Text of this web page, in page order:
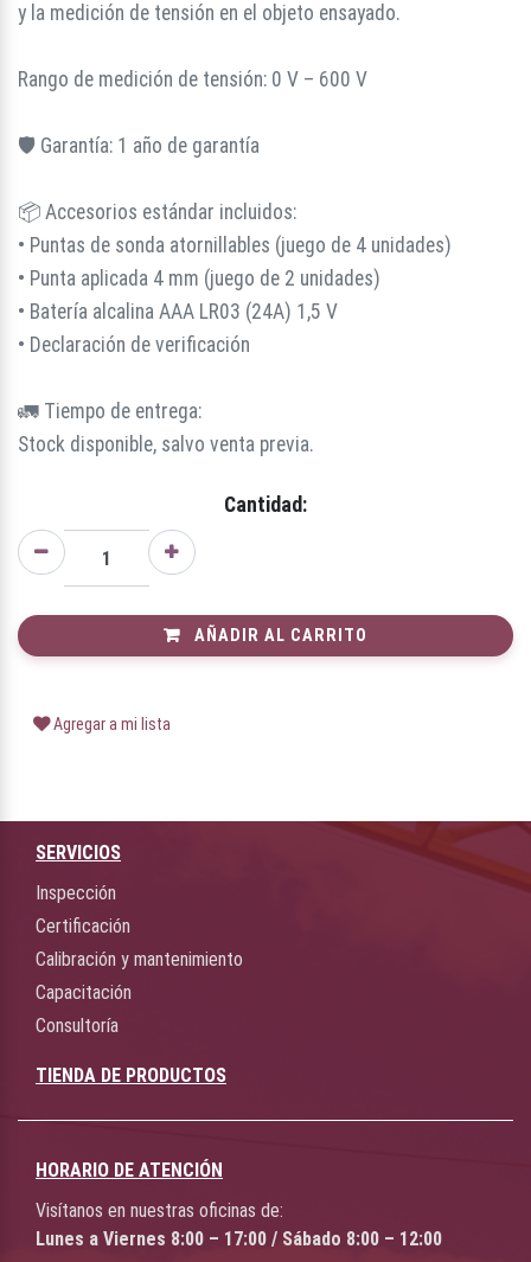
y la medición de tensión en el objeto ensayado.
Rango de medición de tensión: 0 V – 600 V
🛡️ Garantía: 1 año de garantía
📦 Accesorios estándar incluidos:
• Puntas de sonda atornillables (juego de 4 unidades)
• Punta aplicada 4 mm (juego de 2 unidades)
• Batería alcalina AAA LR03 (24A) 1,5 V
• Declaración de verificación
🚛 Tiempo de entrega:
Stock disponible, salvo venta previa.
Cantidad:
AÑADIR AL CARRITO
Agregar a mi lista
SERVICIOS
Inspección
Certificación
Calibración y mantenimiento
Capacitación
Consultoría
TIENDA DE PRODUCTOS
HORARIO DE ATENCIÓN
Visítanos en nuestras oficinas de:
Lunes a Viernes 8:00 – 17:00 / Sábado 8:00 – 12:00